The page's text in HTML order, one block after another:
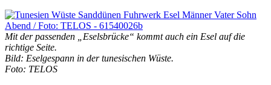
Mit der passenden „Eselsbrücke“ kommt auch ein Esel auf die
richtige Seite.
Bild: Eselgespann in der tunesischen Wüste.
Foto: TELOS